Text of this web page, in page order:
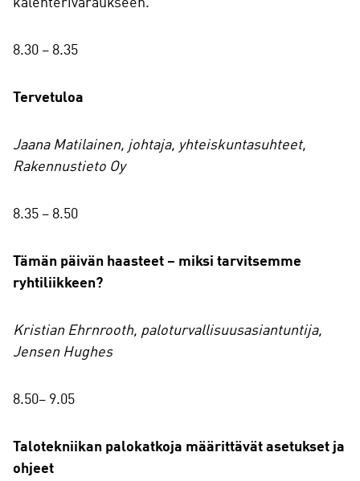
kalenterivaraukseen.
8.30 – 8.35
Tervetuloa
Jaana Matilainen, johtaja, yhteiskuntasuhteet,
Rakennustieto Oy
8.35 – 8.50
Tämän päivän haasteet – miksi tarvitsemme
ryhtiliikkeen?
Kristian Ehrnrooth, paloturvallisuusasiantuntija,
Jensen Hughes
8.50– 9.05
Talotekniikan palokatkoja määrittävät asetukset ja
ohjeet